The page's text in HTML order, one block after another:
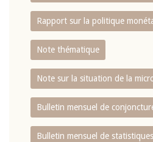
Rapport sur la politique
Note thématique
Note sur la situation de la
Bulletin mensuel de
Bulletin mensuel de